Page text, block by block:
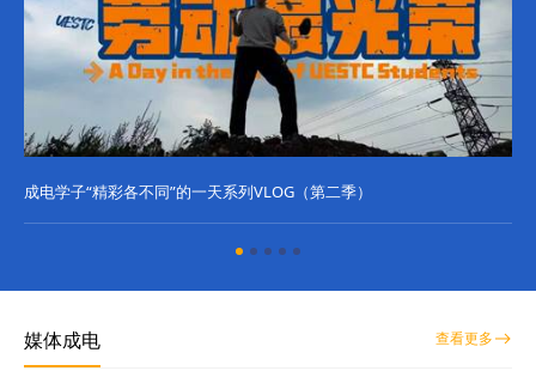
成电学子“精彩各不同”的一天系列VLOG（第二季）
媒体成电 查看更多